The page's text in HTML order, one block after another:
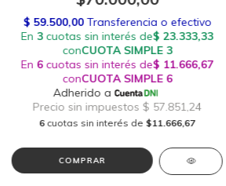
6 cuotas sin interés de $11.666,67
COMPRAR